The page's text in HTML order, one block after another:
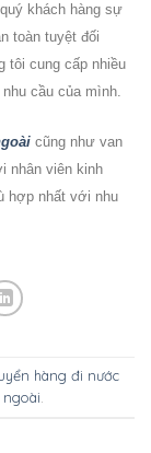
khách hàng sự
toàn tuyệt đối
tôi cung cấp nhiều
cầu của mình.
cũng như van
nhân viên kinh
hợp nhất với nhu
hàng đi nước
ngoài.